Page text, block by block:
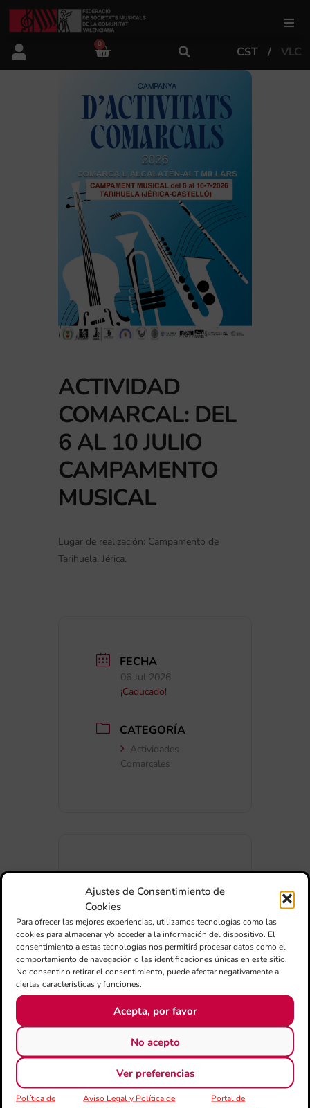
Ajustes de Consentimiento de
Cookies
Para ofrecer las mejores experiencias, utilizamos tecnologías como las
cookies para almacenar y/o acceder a la información del dispositivo. El
consentimiento a estas tecnologías nos permitirá procesar datos como el
comportamiento de navegación o las identificaciones únicas en este sitio.
No consentir o retirar el consentimiento, puede afectar negativamente a
ciertas características y funciones.
Acepta, por favor
No acepto
Ver preferencias
Política de
Aviso Legal y Política de
Portal de
FSMCV
Áreas de gestión
Área educativa
Área artística
0
CST VLC
ACTIVIDAD
COMARCAL: DEL
6 AL 10 JULIO
CAMPAMENTO
MUSICAL
Lugar de realización: Campamento de
Tarihuela, Jérica.
FECHA
06 Jul 2026
¡Caducado!
CATEGORÍA
Actividades
Comarcales
+ Añadir a Google Calendar
+ exportación iCal / Outlook
COMPARTIR ESTE EVENTO